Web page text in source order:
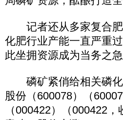
记者还从多家复合肥
化肥行业产能一直严重
此坐拥资源成为当务之急
磷矿紧俏给相关磷化
股份（600078）（
（000422）（000422